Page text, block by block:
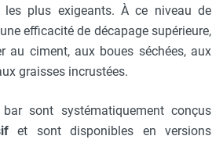
les plus exigeants. À ce niveau de
efficacité de décapage supérieure,
au ciment, aux boues séchées, aux
graisses incrustées.
sont systématiquement conçus
et sont disponibles en versions